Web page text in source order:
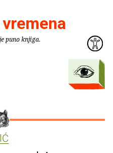
puno knjiga.